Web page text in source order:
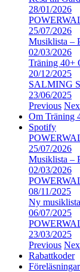
28/01/2026
25/07/2026
Musiklista –
02/03/2026
Träning 40+
20/12/2025
SALMING
23/06/2025
Previous
Om Träning
Spotify
25/07/2026
Musiklista –
02/03/2026
08/11/2025
Ny
06/07/2025
23/03/2025
Previous
Rabattkoder
Föreläsningar